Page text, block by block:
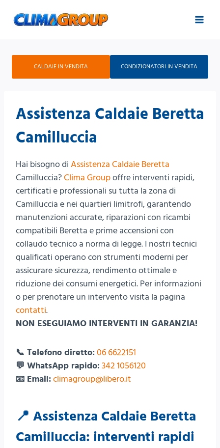
CALDAIE IN VENDITA CONDIZIONATORI IN VENDITA
Assistenza Caldaie Beretta
Camilluccia
Hai bisogno di Assistenza Caldaie Beretta
Camilluccia?Clima Groupoffre interventi rapidi,
certificati e professionali su tutta la zona di
Camilluccia e nei quartieri limitrofi, garantendo
manutenzioni accurate, riparazioni con ricambi
compatibili Beretta e prime accensioni con
collaudo tecnico a norma di legge. I nostri tecnici
qualificati operano con strumenti moderni per
assicurare sicurezza, rendimento ottimale e
riduzione dei consumi energetici. Per informazioni
o per prenotare un intervento visita la pagina
contatti.
NON ESEGUIAMO INTERVENTI IN GARANZIA!
📞 Telefono diretto: 06 6622151
💬 WhatsApp rapido: 342 1056120
📧 Email: climagroup@libero.it
📍 Assistenza Caldaie Beretta
Camilluccia: interventi rapidi